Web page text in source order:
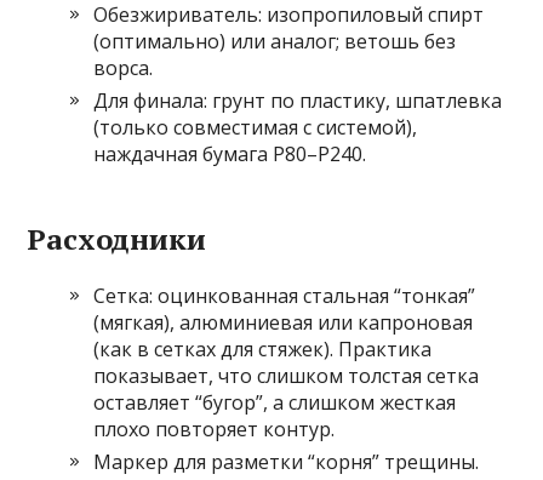
Обезжириватель: изопропиловый спирт
(оптимально) или аналог; ветошь без
ворса.
Для финала: грунт по пластику, шпатлевка
(только совместимая с системой),
наждачная бумага P80–P240.
Расходники
Сетка: оцинкованная стальная “тонкая”
(мягкая), алюминиевая или капроновая
(как в сетках для стяжек). Практика
показывает, что слишком толстая сетка
оставляет “бугор”, а слишком жесткая
плохо повторяет контур.
Маркер для разметки “корня” трещины.